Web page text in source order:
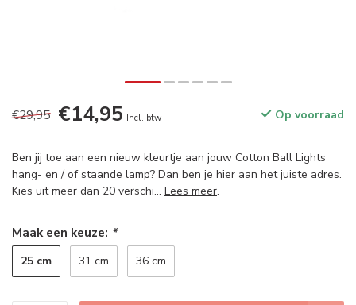
€29,95 €14,95 Incl. btw Op voorraad
Ben jij toe aan een nieuw kleurtje aan jouw Cotton Ball Lights
hang- en / of staande lamp? Dan ben je hier aan het juiste adres.
Kies uit meer dan 20 verschi... Lees meer.
Maak een keuze: *
25 cm 31 cm 36 cm